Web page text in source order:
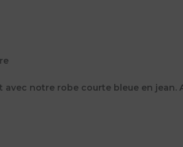
notre robe courte bleue en jean.